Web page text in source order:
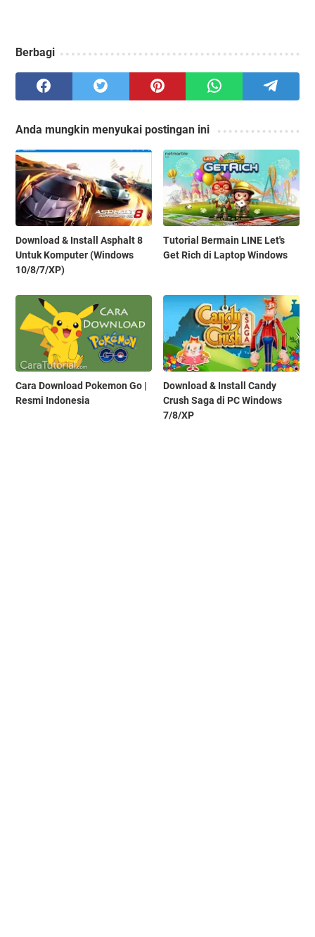
Berbagi
Anda mungkin menyukai postingan ini
Download & Install Asphalt 8
Untuk Komputer (Windows
10/8/7/XP)
Tutorial Bermain LINE Let's
Get Rich di Laptop Windows
Cara Download Pokemon Go |
Resmi Indonesia
Download & Install Candy
Crush Saga di PC Windows
7/8/XP